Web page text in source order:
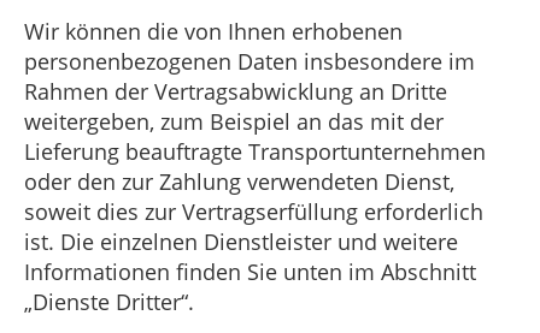
Wir können die von Ihnen erhobenen
personenbezogenen Daten insbesondere im
Rahmen der Vertragsabwicklung an Dritte
weitergeben, zum Beispiel an das mit der
Lieferung beauftragte Transportunternehmen
oder den zur Zahlung verwendeten Dienst,
soweit dies zur Vertragserfüllung erforderlich
ist. Die einzelnen Dienstleister und weitere
Informationen finden Sie unten im Abschnitt
„Dienste Dritter“.